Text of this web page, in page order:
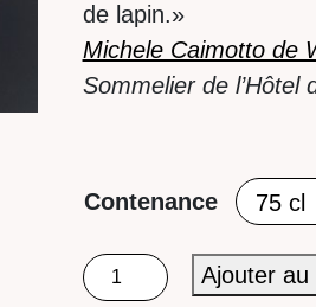
de lapin.»
Michele Caimotto de
Sommelier de l’Hôtel
Contenance
quantité
Ajouter au